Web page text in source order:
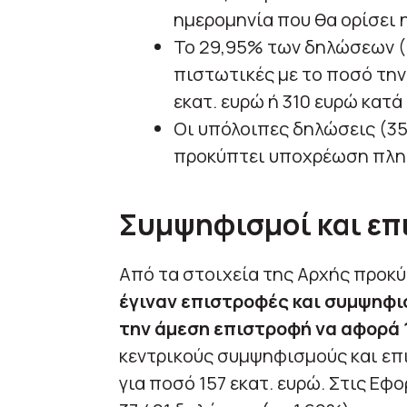
ημερομηνία που θα
Το 29,95% των δηλώσεων
πιστωτικές με το ποσό
εκατ. ευρώ ή 310 ευρώ
Οι υπόλοιπες δηλώσεις
προκύπτει υποχρέωση
Συμψηφισμοί και
Από τα στοιχεία της Αρχής
έγιναν επιστροφές και
την άμεση επιστροφή να αφορά
κεντρικούς συμψηφισμούς και
για ποσό 157 εκατ. ευρώ. Στις